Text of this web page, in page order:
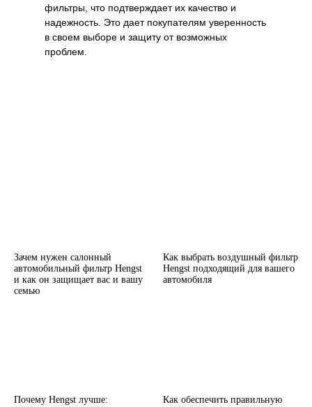
фильтры, что подтверждает их качество и
надежность. Это дает покупателям уверенность
в своем выборе и защиту от возможных
проблем.
Зачем нужен салонный
автомобильный фильтр Hengst
и как он защищает вас и вашу
семью
Как выбрать воздушный фильтр
Hengst подходящий для вашего
автомобиля
Почему Hengst лучше:
Как обеспечить правильную